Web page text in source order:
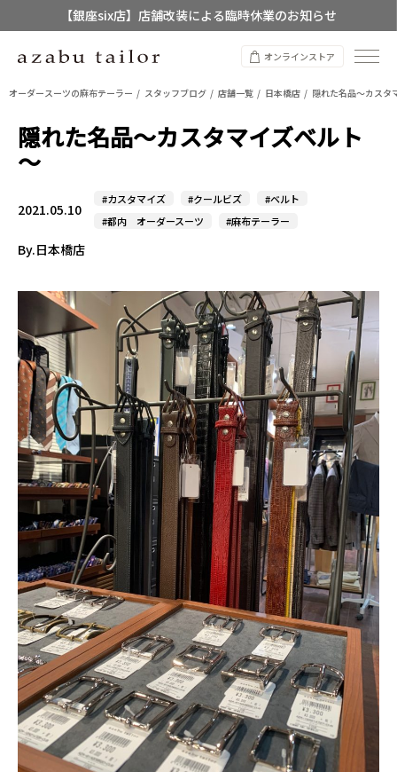
【店舗限定】レディースオーダースーツ
8/12~8/16 夏季休業のお知らせ
オンラインストア
オーダースーツの麻布テーラー スタッフブログ 店舗一覧 日本橋店 隠れた名品～カスタ
隠れた名品～カスタマイズベルト
～
2021.05.10
#カスタマイズ #クールビズ
#ベルト
#都内 オーダースーツ
#麻布テーラー
By.日本橋店